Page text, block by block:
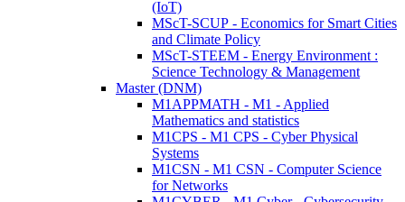
(IoT)
MScT-SCUP - Economics for Smart Cities
and Climate Policy
MScT-STEEM - Energy Environment :
Science Technology & Management
Master (DNM)
M1APPMATH - M1 - Applied
Mathematics and statistics
M1CPS - M1 CPS - Cyber Physical
Systems
M1CSN - M1 CSN - Computer Science
for Networks